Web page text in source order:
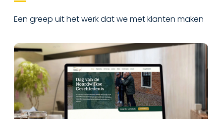
Een greep uit het werk dat we met klanten maken